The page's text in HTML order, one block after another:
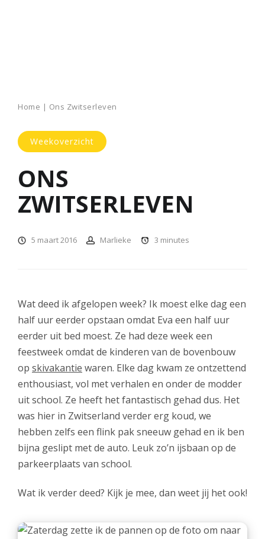
Home | Ons Zwitserleven
Weekoverzicht
ONS
ZWITSERLEVEN
5 maart 2016 Marlieke 3 minutes
Wat deed ik afgelopen week? Ik moest elke dag een
half uur eerder opstaan omdat Eva een half uur
eerder uit bed moest. Ze had deze week een
feestweek omdat de kinderen van de bovenbouw
op skivakantie waren. Elke dag kwam ze ontzettend
enthousiast, vol met verhalen en onder de modder
uit school. Ze heeft het fantastisch gehad dus. Het
was hier in Zwitserland verder erg koud, we
hebben zelfs een flink pak sneeuw gehad en ik ben
bijna geslipt met de auto. Leuk zo’n ijsbaan op de
parkeerplaats van school.
Wat ik verder deed? Kijk je mee, dan weet jij het ook!